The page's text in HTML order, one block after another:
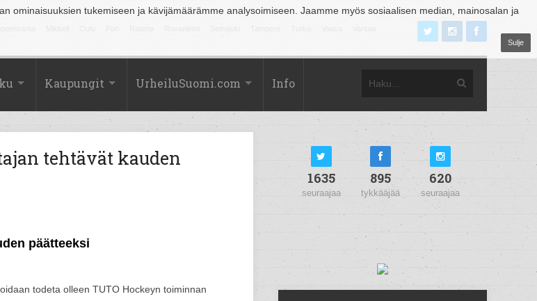
ominaisuuksien tukemiseen ja kävijämäärämme analysoimiseen. Jaamme myös sosiaalisen median, mainosalan ja
Sulje
Kaupungit UrheiluSuomi.com Info
tehtävät kauden
päätteeksi
todeta olleen TUTO Hockeyn toiminnan
1635
seuraajaa
895
tykkääjää
620
seuraajaa